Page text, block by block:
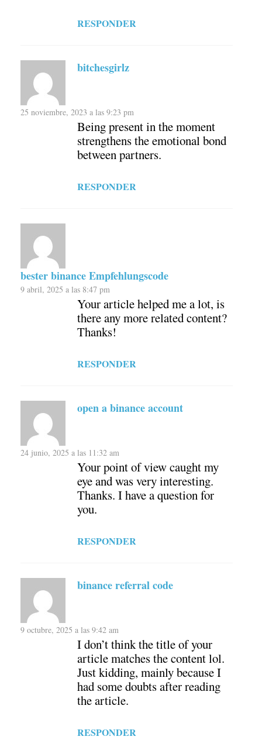
RESPONDER
bitchesgirlz
25 noviembre, 2023 a las 9:23 pm
Being present in the moment
strengthens the emotional bond
between partners.
RESPONDER
bester binance Empfehlungscode
9 abril, 2025 a las 8:47 pm
Your article helped me a lot, is
there any more related content?
Thanks!
RESPONDER
open a binance account
24 junio, 2025 a las 11:32 am
Your point of view caught my
eye and was very interesting.
Thanks. I have a question for
you.
RESPONDER
binance referral code
9 octubre, 2025 a las 9:42 am
I don’t think the title of your
article matches the content lol.
Just kidding, mainly because I
had some doubts after reading
the article.
RESPONDER